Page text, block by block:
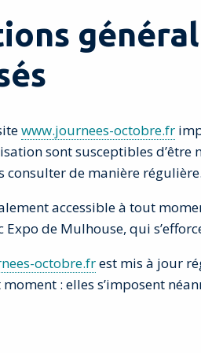
www.journees-octobre.fr
sont susceptibles
consulter de manière régulière.
accessible à tout
Expo de Mulhouse, qui
octobre.frest mis à jour
: elles s’imposent